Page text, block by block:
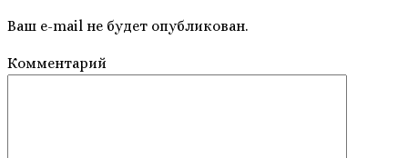
Ваш e-mail не будет опубликован.
Комментарий